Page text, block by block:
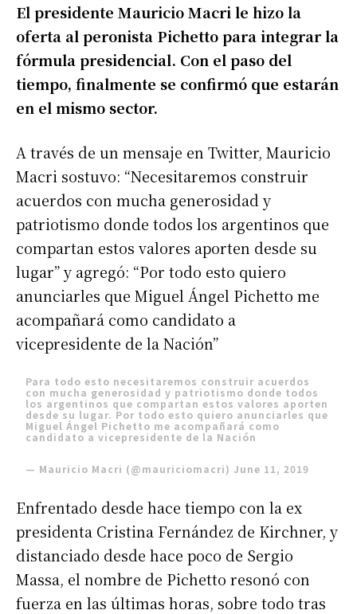
El presidente Mauricio Macri le hizo la
oferta al peronista Pichetto para integrar la
fórmula presidencial. Con el paso del
tiempo, finalmente se confirmó que estarán
en el mismo sector.
A través de un mensaje en Twitter, Mauricio
Macri sostuvo: “Necesitaremos construir
acuerdos con mucha generosidad y
patriotismo donde todos los argentinos que
compartan estos valores aporten desde su
lugar” y agregó: “Por todo esto quiero
anunciarles que Miguel Ángel Pichetto me
acompañará como candidato a
vicepresidente de la Nación”
Para todo esto necesitaremos construir acuerdos
con mucha generosidad y patriotismo donde todos
los argentinos que compartan estos valores aporten
desde su lugar. Por todo esto quiero anunciarles que
Miguel Ángel Pichetto me acompañará como
candidato a vicepresidente de la Nación
— Mauricio Macri (@mauriciomacri)June 11, 2019
Enfrentado desde hace tiempo con la ex
presidenta Cristina Fernández de Kirchner, y
distanciado desde hace poco de Sergio
Massa, el nombre de Pichetto resonó con
fuerza en las últimas horas, sobre todo tras